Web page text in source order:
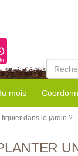
mois
dans le jardin ?